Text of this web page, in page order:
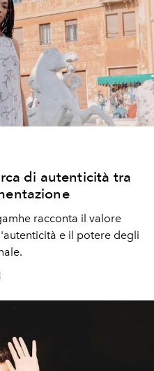
di autenticità tra
racconta il valore
e il potere degli